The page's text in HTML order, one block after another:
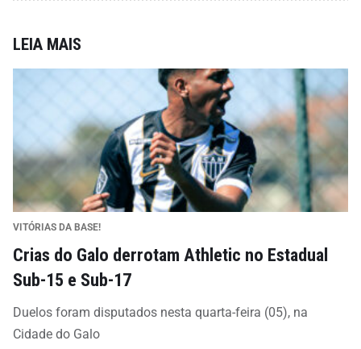
LEIA MAIS
VITÓRIAS DA BASE!
Crias do Galo derrotam Athletic no Estadual
Sub-15 e Sub-17
Duelos foram disputados nesta quarta-feira (05), na
Cidade do Galo